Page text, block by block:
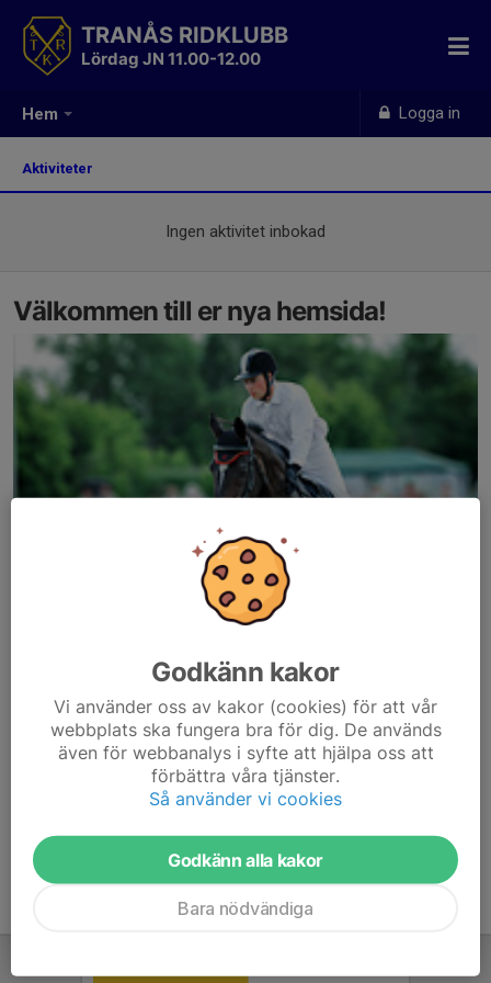
Hem Logga in
TRANÅS RIDKLUBB
Lördag JN 11.00-12.00
Aktiviteter
Ingen aktivitet inbokad
Välkommen till er nya hemsida!
Här hamnar automatiskt de senaste nyheterna på hemsidan. För
att kunna börja administrera hemsidan loggar du in högst upp till
höger.
Godkänn kakor
Vi använder oss av kakor (cookies) för att vår
webbplats ska fungera bra för dig. De används
även för webbanalys i syfte att hjälpa oss att
förbättra våra tjänster.
Så använder vi cookies
Godkänn alla kakor
Bara nödvändiga